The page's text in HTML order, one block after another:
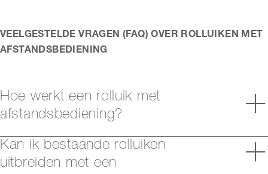
VEELGESTELDE VRAGEN (FAQ) OVER ROLLUIKEN MET
AFSTANDSBEDIENING
Hoe werkt een rolluik met
afstandsbediening?
Kan ik bestaande rolluiken
uitbreiden met een